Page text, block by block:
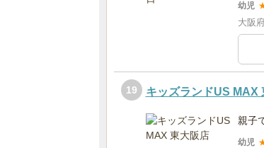
幼児
大阪
19 キッズランドUS MAX
親子
幼児